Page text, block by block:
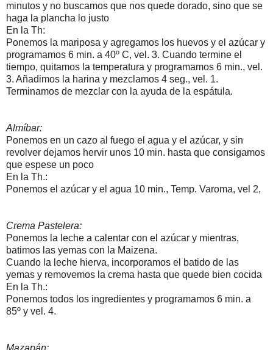
minutos y no buscamos que nos quede dorado, sino que se
haga la plancha lo justo
En la Th:
Ponemos la mariposa y agregamos los huevos y el azúcar y
programamos 6 min. a 40º C, vel. 3. Cuando termine el
tiempo, quitamos la temperatura y programamos 6 min., vel.
3. Añadimos la harina y mezclamos 4 seg., vel. 1.
Terminamos de mezclar con la ayuda de la espátula.
Almíbar:
Ponemos en un cazo al fuego el agua y el azúcar, y sin
revolver dejamos hervir unos 10 min. hasta que consigamos
que espese un poco
En la Th.:
Ponemos el azúcar y el agua 10 min., Temp. Varoma, vel 2,
Crema Pastelera:
Ponemos la leche a calentar con el azúcar y mientras,
batimos las yemas con la Maizena.
Cuando la leche hierva, incorporamos el batido de las
yemas y removemos la crema hasta que quede bien cocida
En la Th.:
Ponemos todos los ingredientes y programamos 6 min. a
85º y vel. 4.
Mazapán: